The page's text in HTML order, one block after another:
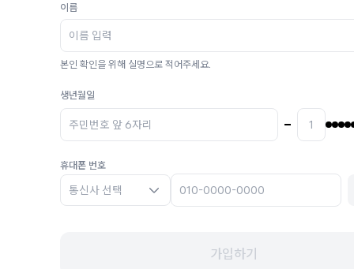
이름
본인 확인을 위해 실명으로 적어주세요.
생년월일
휴대폰 번호
통신사 선택
가입하기